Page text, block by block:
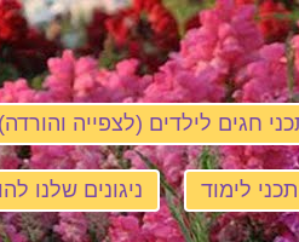
חגים לילדים (לצפייה והורדה)
לימוד ניגונים שלנו